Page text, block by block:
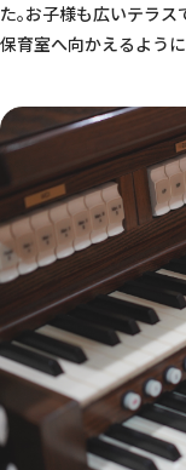
た。お子様も広いテラ
保育室へ向かえるように